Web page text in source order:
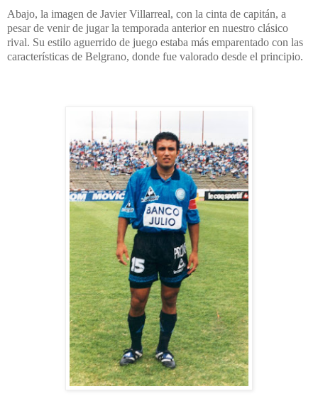
Abajo, la imagen de Javier Villarreal, con la cinta de capitán, a
pesar de venir de jugar la temporada anterior en nuestro clásico
rival. Su estilo aguerrido de juego estaba más emparentado con las
características de Belgrano, donde fue valorado desde el principio.